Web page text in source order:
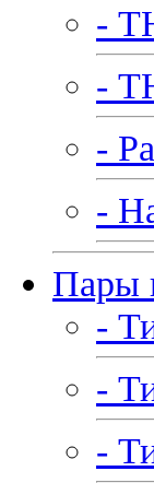
-
-
-
-
Пары
-
-
-